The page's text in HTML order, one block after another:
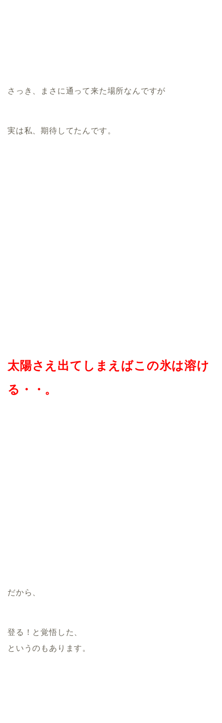
さっき、まさに通って来た場所なんですが
実は私、期待してたんです。
太陽さえ出てしまえばこの氷は溶け
る・・。
だから、
登る！と覚悟した、
というのもあります。